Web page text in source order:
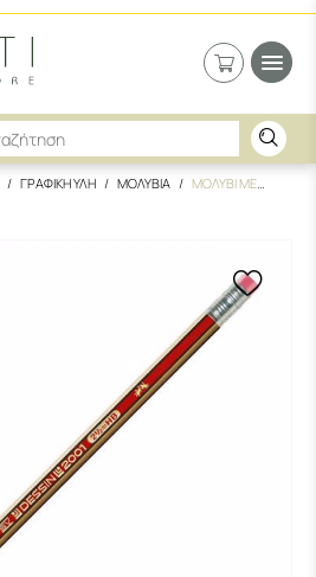
ΓΡΑΦΙΚΗ ΥΛΗ ΜΟΛΥΒΙΑ
ΜΟΛΥΒΙ ΜΕ